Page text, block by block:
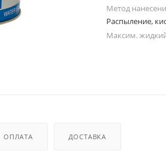
Метод
Распыление,
Максим.
ОПЛАТА ДОСТАВКА